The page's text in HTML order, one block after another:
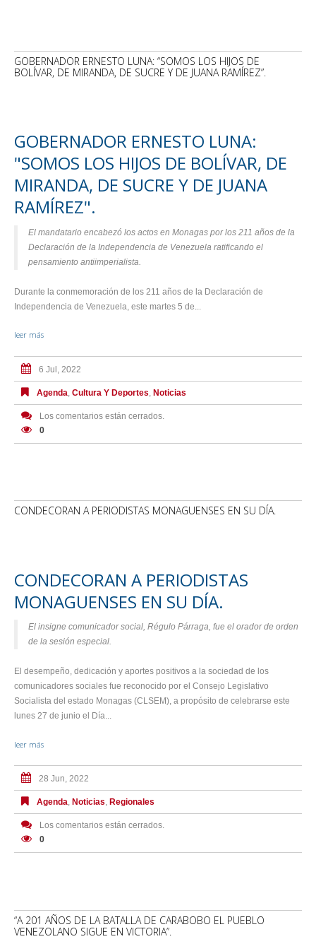
GOBERNADOR ERNESTO LUNA: “SOMOS LOS HIJOS DE
BOLÍVAR, DE MIRANDA, DE SUCRE Y DE JUANA RAMÍREZ”.
GOBERNADOR ERNESTO LUNA:
"SOMOS LOS HIJOS DE BOLÍVAR, DE
MIRANDA, DE SUCRE Y DE JUANA
RAMÍREZ".
El mandatario encabezó los actos en Monagas por los 211 años de la
Declaración de la Independencia de Venezuela ratificando el
pensamiento antiimperialista.
Durante la conmemoración de los 211 años de la Declaración de
Independencia de Venezuela, este martes 5 de...
leer más
6 Jul, 2022
Agenda, Cultura Y Deportes, Noticias
Los comentarios están cerrados.
0
CONDECORAN A PERIODISTAS MONAGUENSES EN SU DÍA.
CONDECORAN A PERIODISTAS
MONAGUENSES EN SU DÍA.
El insigne comunicador social, Régulo Párraga, fue el orador de orden
de la sesión especial.
El desempeño, dedicación y aportes positivos a la sociedad de los
comunicadores sociales fue reconocido por el Consejo Legislativo
Socialista del estado Monagas (CLSEM), a propósito de celebrarse este
lunes 27 de junio el Día...
leer más
28 Jun, 2022
Agenda, Noticias, Regionales
Los comentarios están cerrados.
0
“A 201 AÑOS DE LA BATALLA DE CARABOBO EL PUEBLO
VENEZOLANO SIGUE EN VICTORIA”.